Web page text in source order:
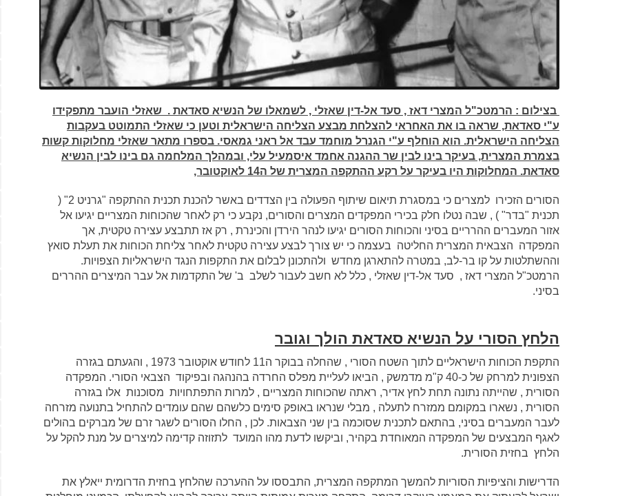
בצילום : הרמטכ"ל המצרי דאז , סעד אל-דין שאזלי , לשמאלו של הנשיא סאדאת . שאזלי הועבר מתפקידו
ע"י סאדאת, שראה בו את האחראי להצלחת מבצע הצליחה הישראלית וטען כי שאזלי התמוטט בעקבות
הצליחה הישראלית. הוא הוחלף ע"י הגנרל מוחמד עבד אל ראני גמאסי. בספרו מתאר שאזלי מחלוקות קשות
בצמרת המצרית, בעיקר בינו לבין שר ההגנה אחמד איסמעיל עלי, ובמהלך המלחמה גם בינו לבין הנשיא
סאדאת. המחלוקות היו בעיקר על רקע ההתקפה המצרית של ה14 לאוקטובר,
הסורים הזכירו למצרים כי במסגרת תיאום שיתוף הפעולה בין הצדדים באשר להכנת תכנית ההתקפה "גרניט 2" (
תכנית "בדר" ) , שבה נטלו חלק בכירי המפקדים המצרים והסורים, נקבע כי רק לאחר שהכוחות המצריים יגיעו אל
אזור המעברים ההרריים בסיני והכוחות הסורים יגיעו לנהר הירדן והכינרת , רק אז תתבצע עצירה טקטית, אך
המפקדה הצבאית המצרית החליטה בעצמה כי יש צורך לבצע עצירה טקטית לאחר צליחת הכוחות את תעלת סואץ
וההשתלטות על קו בר-לב, במטרה להתארגן מחדש ולהתכונן לבלום את התקפות הנגד הישראליות הצפויות.
הרמטכ"ל המצרי דאז , סעד אל-דין שאזלי , כלל לא חשב לעבור לשלב ב' של התקדמות אל עבר המיצרים ההררים
בסיני.
הלחץ הסורי על הנשיא סאדאת הולך וגובר
התקפת הכוחות הישראליים לתוך השטח הסורי , שהחלה בבוקר ה11 לחודש אוקטובר 1973 , והגעתם בגזרה
הצפונית למרחק של כ-40 ק"מ מדמשק , הביאו לעליית מפלס החרדה בהנהגה ובפיקוד הצבאי הסורי. המפקדה
הסורית , שהייתה נתונה תחת לחץ אדיר, ראתה שהכוחות המצריים , למרות התפתחויות מסוכנות אלו בגזרה
הסורית , נשארו במקומם ממזרח לתעלה , מבלי שנראו באופק סימים כלשהם שהם עומדים להתחיל בתנועה מזרחה
לעבר המעברים בסיני, בהתאם לתכנית שסוכמה בין שני הצבאות. לכן , החלו הסורים לשגר זרם של מברקים בהולים
לאגף המבצעים של המפקדה המאוחדת בקהיר, וביקשו לדעת מהו המועד לתזוזה קדימה למיצרים על מנת להקל על
הלחץ בחזית הסורית.
הדרישות והציפיות הסוריות להמשך המתקפה המצרית, התבססו על ההערכה שהלחץ בחזית הדרומית ייאלץ את